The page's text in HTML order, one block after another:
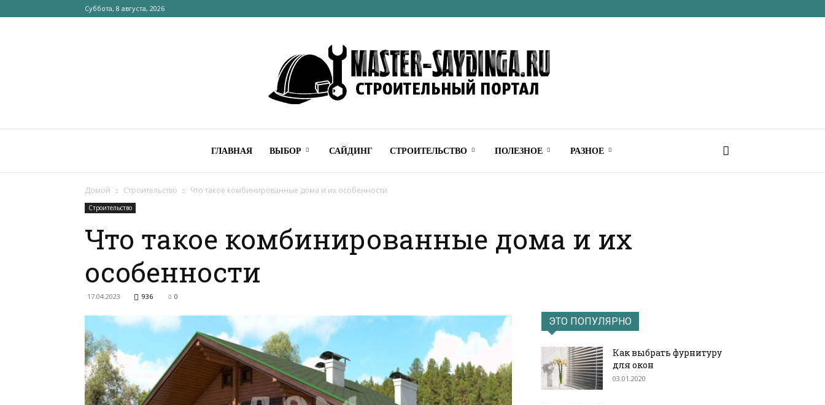
Суббота, 8 августа, 2026
Строительный
ГЛАВНАЯ ВЫБОР САЙДИНГ СТРОИТЕЛЬСТВО ПОЛЕЗНОЕ РАЗНОЕ
Домой Строительство Что такое комбинированные дома и их особенности
Строительство
Что такое комбинированные дома и их
особенности
17.04.2023 936 0
ЭТО ПОПУЛЯРНО
Как выбрать фурнитуру
для окон
03.01.2020